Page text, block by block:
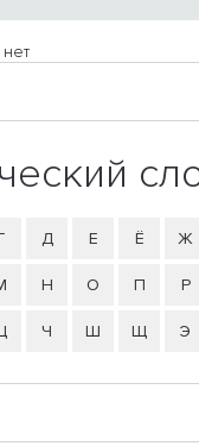
Д Е Ё Ж
Н О П Р
Ч Ш Щ Э